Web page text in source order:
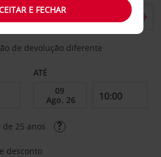
de devolução diferente
ATÉ
25 anos
desconto
E FECHAR